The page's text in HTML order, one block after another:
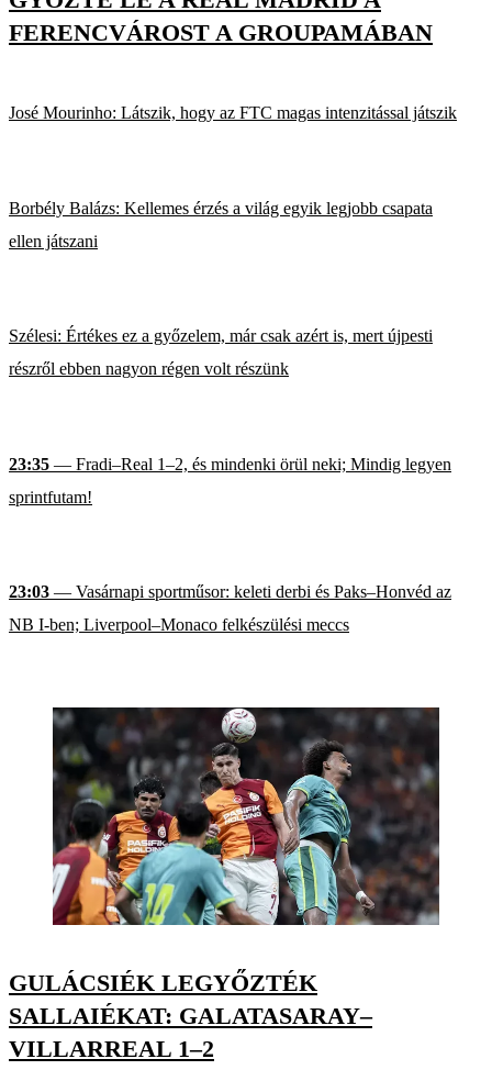
FERENCVÁROST A GROUPAMÁBAN
José Mourinho: Látszik, hogy az FTC magas intenzitással játszik
Borbély Balázs: Kellemes érzés a világ egyik legjobb csapata
ellen játszani
Szélesi: Értékes ez a győzelem, már csak azért is, mert újpesti
részről ebben nagyon régen volt részünk
23:35 — Fradi–Real 1–2, és mindenki örül neki; Mindig legyen
sprintfutam!
23:03 — Vasárnapi sportműsor: keleti derbi és Paks–Honvéd az
NB I-ben; Liverpool–Monaco felkészülési meccs
GULÁCSIÉK LEGYŐZTÉK
SALLAIÉKAT: GALATASARAY–
VILLARREAL 1–2